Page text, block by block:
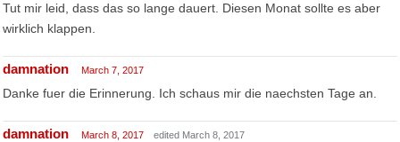
Tut mir leid, dass das so lange dauert. Diesen Monat sollte es aber
wirklich klappen.
damnation March 7, 2017
Danke fuer die Erinnerung. Ich schaus mir die naechsten Tage an.
damnation March 8, 2017 edited March 8, 2017